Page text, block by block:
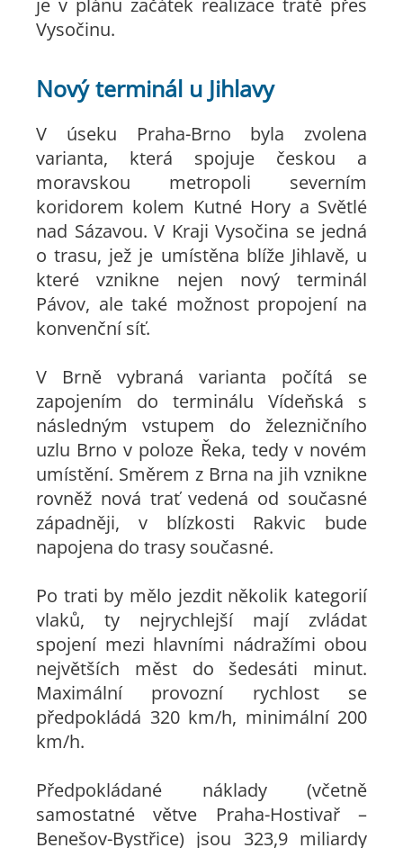
je v plánu začátek realizace tratě přes
Vysočinu.
Nový terminál u Jihlavy
V úseku Praha-Brno byla zvolena
varianta, která spojuje českou a
moravskou metropoli severním
koridorem kolem Kutné Hory a Světlé
nad Sázavou. V Kraji Vysočina se jedná
o trasu, jež je umístěna blíže Jihlavě, u
které vznikne nejen nový terminál
Pávov, ale také možnost propojení na
konvenční síť.
V Brně vybraná varianta počítá se
zapojením do terminálu Vídeňská s
následným vstupem do železničního
uzlu Brno v poloze Řeka, tedy v novém
umístění. Směrem z Brna na jih vznikne
rovněž nová trať vedená od současné
západněji, v blízkosti Rakvic bude
napojena do trasy současné.
Po trati by mělo jezdit několik kategorií
vlaků, ty nejrychlejší mají zvládat
spojení mezi hlavními nádražími obou
největších měst do šedesáti minut.
Maximální provozní rychlost se
předpokládá 320 km/h, minimální 200
km/h.
Předpokládané náklady (včetně
samostatné větve Praha-Hostivař –
Benešov-Bystřice) jsou 323,9 miliardy